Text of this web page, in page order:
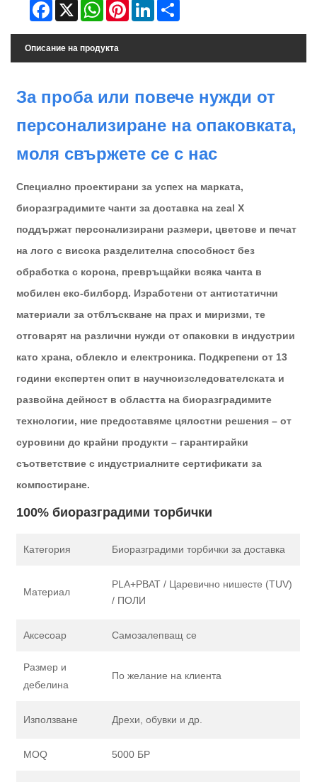
Facebook
X WhatsAppPinterestLinkedIn
Описание на продукта
За проба или повече нужди от
персонализиране на опаковката,
моля свържете се с нас
Специално проектирани за успех на марката,
биоразградимите чанти за доставка на zeal X
поддържат персонализирани размери, цветове и печат
на лого с висока разделителна способност без
обработка с корона, превръщайки всяка чанта в
мобилен еко-билборд. Изработени от антистатични
материали за отблъскване на прах и миризми, те
отговарят на различни нужди от опаковки в индустрии
като храна, облекло и електроника. Подкрепени от 13
години експертен опит в научноизследователската и
развойна дейност в областта на биоразградимите
технологии, ние предоставяме цялостни решения – от
суровини до крайни продукти – гарантирайки
съответствие с индустриалните сертификати за
компостиране.
100% биоразградими торбички
Категория Биоразградими торбички за доставка
Материал
PLA+PBAT / Царевично нишесте (TUV)
/ ПОЛИ
Аксесоар Самозалепващ се
Размер и
дебелина
По желание на клиента
Използване Дрехи, обувки и др.
MOQ 5000 БР